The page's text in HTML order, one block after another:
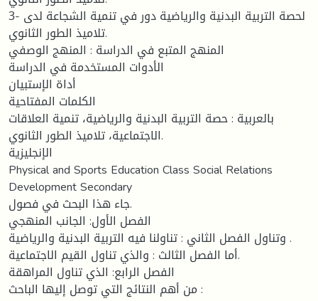
3- لحصة التربية البدنية والرياضية دور في تنمية الشجاعة لدى
تلاميذ الطور الثانوي.
المنهج المتبع في الدراسة : المنهج الوصفي
الأدوات المستخدمة في الدراسة
أداة الإستبيان
الكلمات المفتاحية
بالعربية : حصة التربية البدنية والرياضية، تنمية العلاقات
الاجتماعية، تلاميذ الطور الثانوي.
الإنجليزية
Physical and Sports Education Class Social Relations
Development Secondary
جاء هذا البحث في فصول.
الفصل الأول: الجانب المنهجي
وتناول الفصل الثاني : تناولنا فيه التربية البدنية والرياضية .
أما الفصل الثالث : والذي تناول القيم الاجتماعية.
الفصل الرابع: الذي تناول المراهقة
من أهم النتائج التي توصل إليها الباحث :